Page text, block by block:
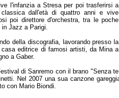
l'infanzia a Stresa per poi trasferirsi a
dall'età di quattro anni e vive
poi direttore d'orchestra, tra le poche
Jazz a Parigi.
della discografia, lavorando presso la
editrice di famosi artisti, da Mina a
a Gaber.
di Sanremo con il brano "Senza te
Nel 2007 una sua canzone
con Mario Biondi.